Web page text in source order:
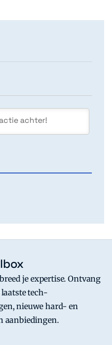
je expertise. Ontvang
tech-
nieuwe hard- en
aanbiedingen.